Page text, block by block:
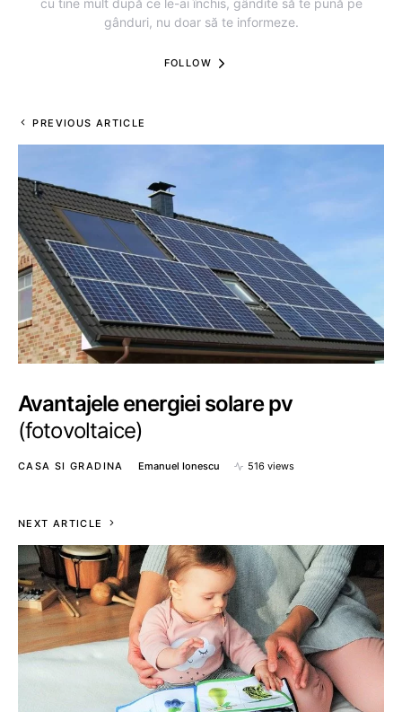
cu tine mult după ce le-ai închis, gândite să te pună pe
gânduri, nu doar să te informeze.
FOLLOW
PREVIOUS ARTICLE
Avantajele energiei solare pv
(fotovoltaice)
CASA SI GRADINA Emanuel Ionescu 516 views
NEXT ARTICLE